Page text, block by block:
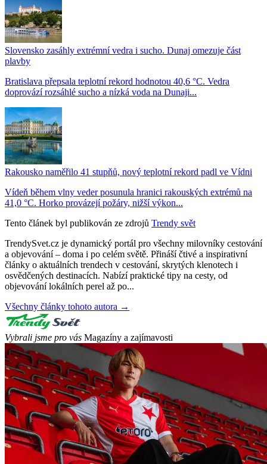
Slovensko zasáhly extrémní vedra i sucho. Dunaj omezuje část
plavby
Bratislava přepsala teplotní rekord hodnotou 40,6 °C. Vedra
doprovází rozsáhlé sucho a nízká voda na Dunaji...
Rakousko naměřilo 41 stupňů, nový teplotní rekord padl ve Vídni
Vídeň během vlny veder posunula hranici rakouských extrémů na
41,0 °C. Horko provázejí požáry, nižší výkon...
Tento článek byl publikován ze zdrojů Trendy svět
TrendySvet.cz je dynamický portál pro všechny milovníky cestování
a objevování – doma i po celém světě. Přináší čtivé a inspirativní
články o aktuálních trendech v cestování, skrytých klenotech i
osvědčených destinacích. Nabízí praktické tipy na cesty, od
objevování lokálních perel až po...
Všechny články tohoto autora →
Vybrali jsme pro vás Magazíny a zajímavosti